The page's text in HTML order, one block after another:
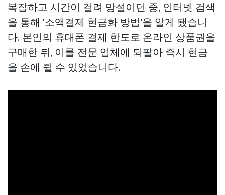
복잡하고 시간이 걸려 망설이던 중, 인터넷 검색
을 통해 '소액결제 현금화 방법'을 알게 됐습니
다. 본인의 휴대폰 결제 한도로 온라인 상품권을
구매한 뒤, 이를 전문 업체에 되팔아 즉시 현금
을 손에 쥘 수 있었습니다.